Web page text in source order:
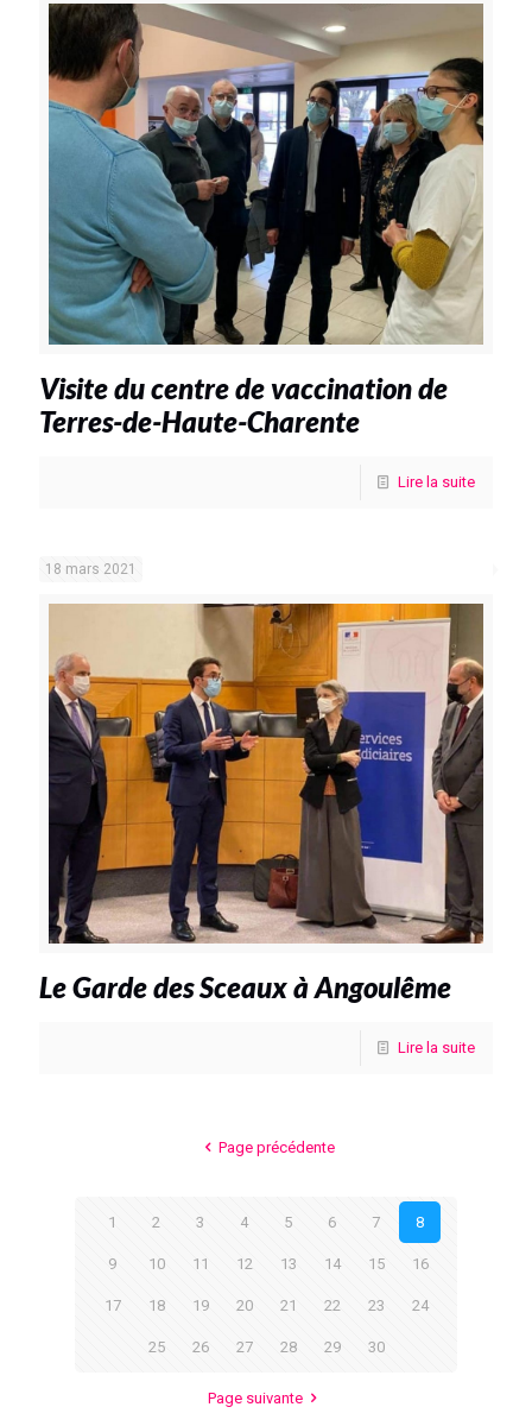
Visite du centre de vaccination de
Terres-de-Haute-Charente
Lire la suite
18 mars 2021
Le Garde des Sceaux à Angoulême
Lire la suite
Page précédente
1 2 3 4 5 6 7 8
9 10 11 12 13 14 15 16
17 18 19 20 21 22 23 24
25 26 27 28 29 30
Page suivante